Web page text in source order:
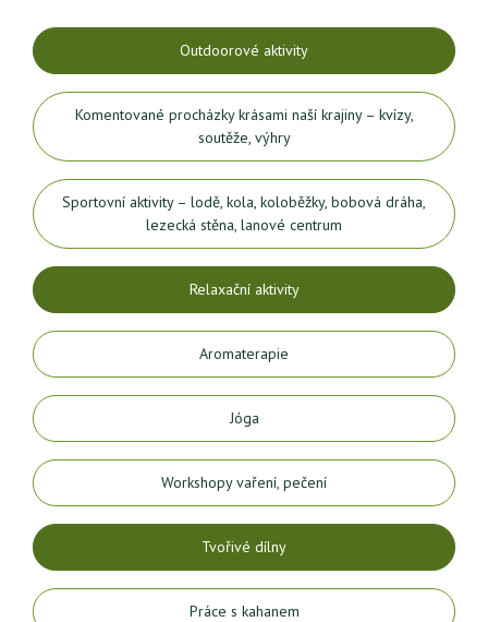
Outdoorové aktivity
Komentované procházky krásami naší krajiny – kvízy,
soutěže, výhry
Sportovní aktivity – lodě, kola, koloběžky, bobová dráha,
lezecká stěna, lanové centrum
Relaxační aktivity
Aromaterapie
Jóga
Workshopy vaření, pečení
Tvořivé dílny
Práce s kahanem